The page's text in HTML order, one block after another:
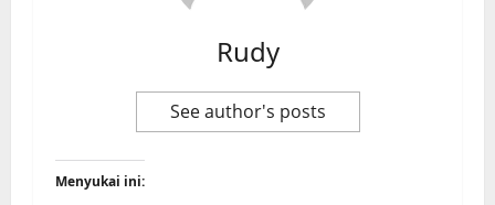
Rudy
See author's posts
Menyukai ini: